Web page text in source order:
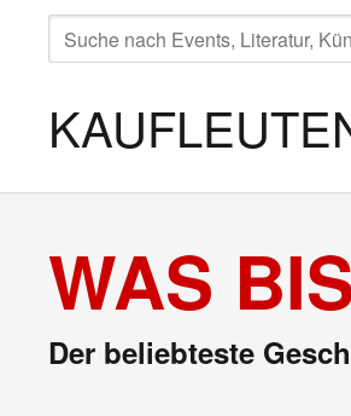
SUCHE
NACH:
WAS
Der beliebteste